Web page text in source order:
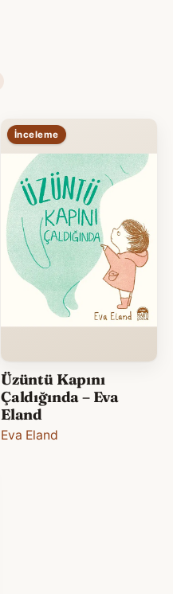
İnceleme
Üzüntü Kapını
Çaldığında – Eva
Eland
Eva Eland